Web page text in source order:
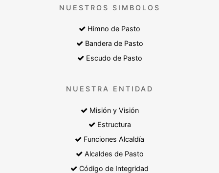
NUESTROS SIMBOLOS
Himno de Pasto
Bandera de Pasto
Escudo de Pasto
NUESTRA ENTIDAD
Misión y Visión
Estructura
Funciones Alcaldía
Alcaldes de Pasto
Código de Integridad